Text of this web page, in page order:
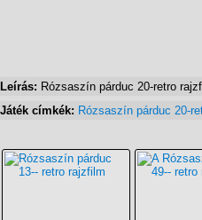
Leírás: Rózsaszín párduc 20-retro
Játék címkék: Rózsaszín párduc 20-